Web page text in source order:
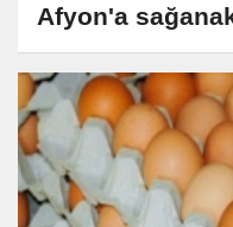
Afyon'a